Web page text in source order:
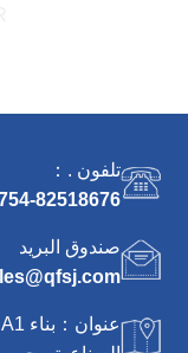
تلفون .：
82518676
صندوق البريد